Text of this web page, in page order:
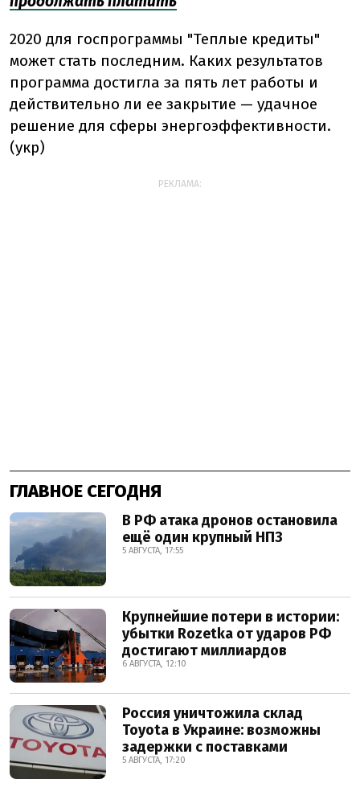
2020 для госпрограммы "Теплые кредиты"
может стать последним. Каких результатов
программа достигла за пять лет работы и
действительно ли ее закрытие — удачное
решение для сферы энергоэффективности.
(укр)
РЕКЛАМА:
ГЛАВНОЕ СЕГОДНЯ
В РФ атака дронов остановила
ещё один крупный НПЗ
5 АВГУСТА, 17:55
Крупнейшие потери в истории:
убытки Rozetka от ударов РФ
достигают миллиардов
6 АВГУСТА, 12:10
Россия уничтожила склад
Toyota в Украине: возможны
задержки с поставками
5 АВГУСТА, 17:20